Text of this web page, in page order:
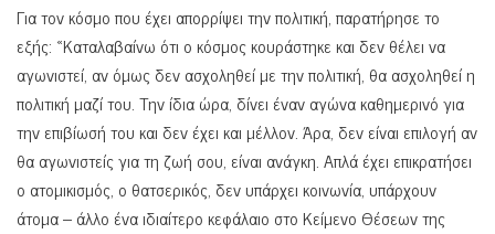
Για τον κόσμο που έχει απορρίψει την πολιτική, παρατήρησε το
εξής: «Καταλαβαίνω ότι ο κόσμος κουράστηκε και δεν θέλει να
αγωνιστεί, αν όμως δεν ασχοληθεί με την πολιτική, θα ασχοληθεί η
πολιτική μαζί του. Την ίδια ώρα, δίνει έναν αγώνα καθημερινό για
την επιβίωσή του και δεν έχει και μέλλον. Άρα, δεν είναι επιλογή αν
θα αγωνιστείς για τη ζωή σου, είναι ανάγκη. Απλά έχει επικρατήσει
ο ατομικισμός, ο θατσερικός, δεν υπάρχει κοινωνία, υπάρχουν
άτομα – άλλο ένα ιδιαίτερο κεφάλαιο στο Κείμενο Θέσεων της